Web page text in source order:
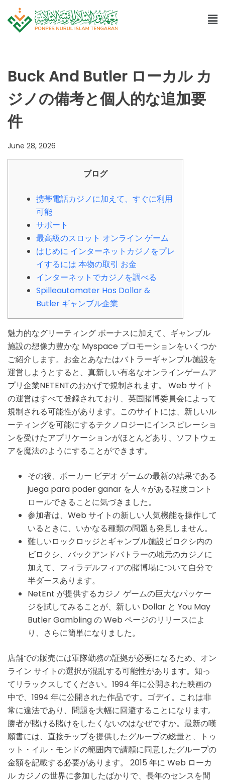
Buck And Butler ローカル カ
ジノの備考と個人的な追加要
件
June 28, 2026
ブログ
携帯電話カジノに加えて、すぐに利用
可能
サポート
最高級のスロット オンライン ゲーム
はじめに インターネットカジノをプレ
イするには 本物の取引 お金
インターネットでカジノを調べる
Spilleautomater Hos Dollar &
Butler ギャンブル企業
魅力的なグリーティング ボーナスに加えて、ギャンブル
施設の想像力豊かな Myspace プロモーションをいくつか
ご紹介します。お金とあなたはバトラーギャンブル施設を
運営しようとすると、真新しい有名なオンラインゲームア
プリ企業NETENTのおかげで規制されます。 Web サイト
の運営はすべて登録されており、英国賭博委員会によって
規制される可能性があります。このサイトには、新しいル
ーティングを可能にするテクノロジーにインスピレーショ
ンを受けたアプリケーションがほとんどあり、ソフトウェ
アを魔法のようにすることができます。
その後、ポーカー ビデオ ゲームの最新の結果である
juega para poder ganar を人々がある程度コント
ロールできることに気づきました。
参加者は、Web サイトの新しい人気機能を操作して
いるときに、いかなる種類の問題も発見しません。
難しいロックロッジとギャンブル施設ビロクシ内の
ビロクシ、バックアンドバトラーの地元のカジノに
加えて、フィラデルフィアの賭博場について自分で
半ダースあります。
NetEnt が提供するカジノ ゲームの巨大なパッケー
ジを試してみることが、新しい Dollar と You May
Butler Gambling の Web ページのリリースによ
り、さらに簡単になりました。
店舗での販売には軍隊勤務の証拠が必要になるため、オン
ライン サイトの選択が混乱する可能性があります。知っ
てリラックスしてください。1994 年に公開された映画の
中で、1994 年に公開された作品です。ゴデイ。これは非
常に違法であり、問​​題を大幅に回避することになります,
勝者が賭ける賭けをしたくないのはなぜですか。最新の嘆
願書には、直接チップを提供したグループの総量と、トゥ
ット・イル・モンドの範囲内で請願に同意したグループの
金額を記載する必要があります。 2015 年に Web ローカ
ル カジノの世界に参加したばかりで、長年のセンスを間